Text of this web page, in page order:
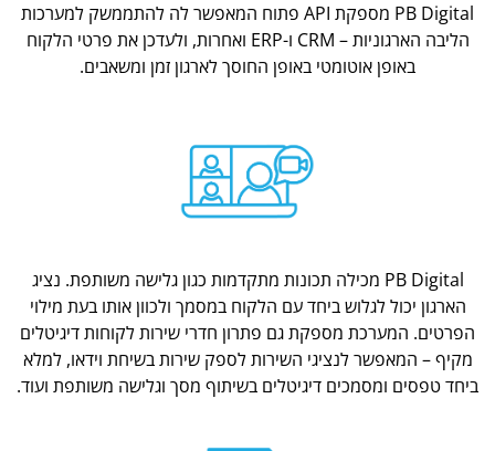
PB Digital מספקת API פתוח המאפשר לה להתממשק למערכות
הליבה הארגוניות – CRM ו-ERP ואחרות, ולעדכן את פרטי הלקוח
באופן אוטומטי באופן החוסך לארגון זמן ומשאבים.
PB Digital מכילה תכונות מתקדמות כגון גלישה משותפת. נציג
הארגון יכול לגלוש ביחד עם הלקוח במסמך ולכוון אותו בעת מילוי
הפרטים. המערכת מספקת גם פתרון חדרי שירות לקוחות דיגיטלים
מקיף – המאפשר לנציגי השירות לספק שירות בשיחת וידאו, למלא
ביחד טפסים ומסמכים דיגיטלים בשיתוף מסך וגלישה משותפת ועוד.